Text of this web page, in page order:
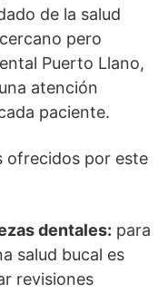
de la salud
pero
Puerto Llano,
atención
paciente.
ofrecidos por este
dentales: para
salud bucal es
revisiones